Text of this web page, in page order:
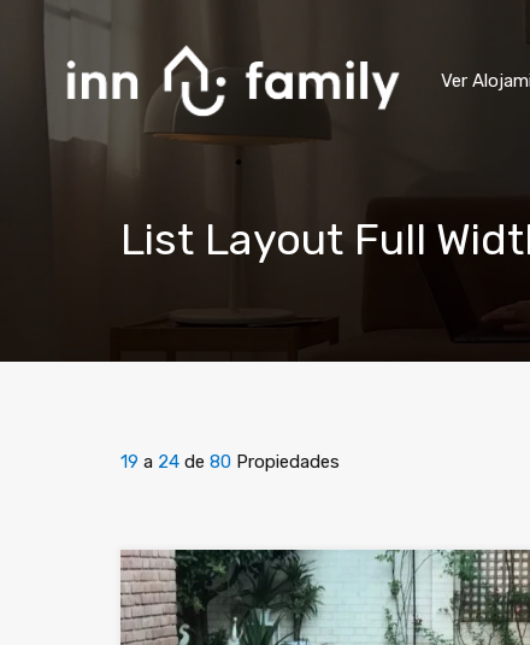
Ver
List Layout Full
19 a 24 de 80 Propiedades